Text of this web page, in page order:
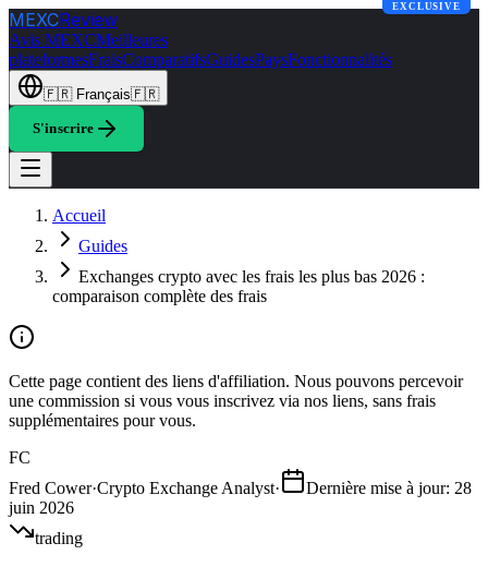
MEXCReview
Avis MEXCMeilleures
plateformesFraisComparatifsGuidesPaysFonctionnalités
🇫🇷 Français🇫🇷
S'inscrire
Accueil
Guides
Exchanges crypto avec les frais les plus bas 2026 :
comparaison complète des frais
Cette page contient des liens d'affiliation. Nous pouvons percevoir
une commission si vous vous inscrivez via nos liens, sans frais
supplémentaires pour vous.
FC
Fred Cower·Crypto Exchange Analyst· Dernière mise à jour: 28
juin 2026
trading
EXCLUSIVE